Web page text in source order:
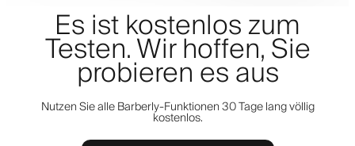
Es ist kostenlos zum
Testen. Wir hoffen, Sie
probieren es aus
Nutzen Sie alle Barberly-Funktionen 30 Tage lang völlig
kostenlos.